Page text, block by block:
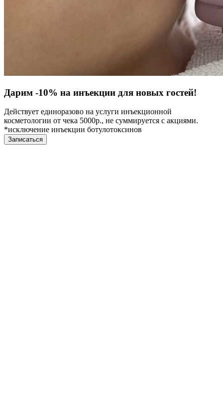
Дарим -10% на инъекции для новых гостей!
Действует единоразово на услуги инъекционной
косметологии от чека 5000р., не суммируется с акциями.
*исключение инъекции ботулотоксинов
Записаться